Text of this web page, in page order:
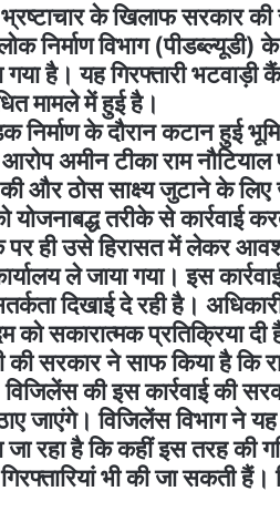
के खिलाफ सरकार
निर्माण विभाग
गया है। यह गिरफ्तारी भटवाड़ी
मामले में हुई है।
निर्माण के दौरान कटान हुई
अमीन टीका राम
और ठोस साक्ष्य जुटाने के लिए
योजनाबद्ध तरीके से कार्रवाई
पर ही उसे हिरासत में लेकर
ले जाया गया। इस
दिखाई दे रही है।
सकारात्मक प्रतिक्रिया दी
की सरकार ने साफ किया है कि
विजिलेंस की इस कार्रवाई की
जाएंगे। विजिलेंस विभाग ने यह
रहा है कि कहीं इस तरह की
भी की जा सकती हैं।